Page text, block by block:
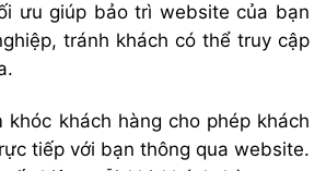
ưu giúp bảo trì website của bạn
tránh khách có thể truy cập
khóc khách hàng cho phép khách
tiếp với bạn thông qua website.